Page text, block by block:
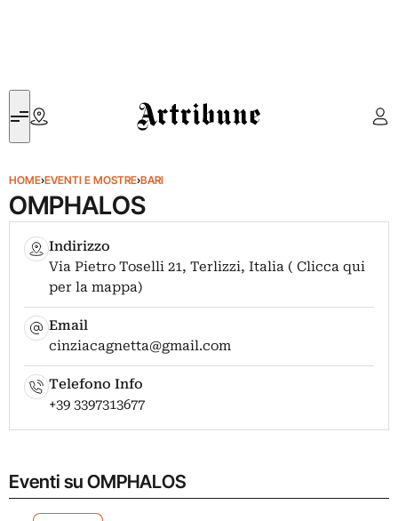
Artribune
HOME›EVENTI E MOSTRE›BARI
OMPHALOS
Indirizzo
Via Pietro Toselli 21, Terlizzi, Italia ( Clicca qui
per la mappa)
Email
cinziacagnetta@gmail.com
Telefono Info
+39 3397313677
Eventi su OMPHALOS